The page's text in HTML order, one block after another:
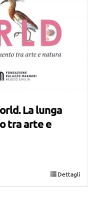
La lunga
tra arte e
Dettagli